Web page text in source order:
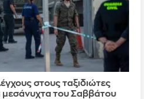
στους ταξιδιώτες
μεσάνυχτα του Σαββάτου